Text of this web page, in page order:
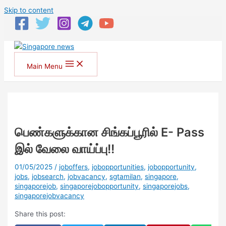
Skip to content
Main Menu
பெண்களுக்கான சிங்கப்பூரில் E- Pass
இல் வேலை வாய்ப்பு!!
01/05/2025 /joboffers,jobopportunities,jobopportunity,
jobs,jobsearch,jobvacancy,sgtamilan,singapore,
singaporejob,singaporejobopportunity,singaporejobs,
singaporejobvacancy
Share this post: